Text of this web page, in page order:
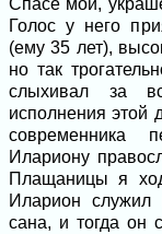
Спасе мой,
Голос у него
(ему 35 лет),
но так
слыхивал за
исполнения этой
современника
Илариону
Плащаницы я
Иларион служил
сана, и тогда он